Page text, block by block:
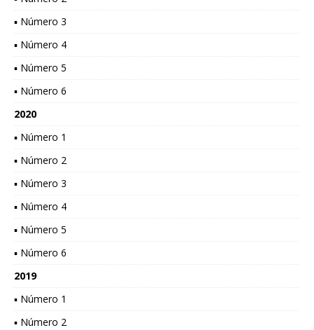
▪ Número 3
▪ Número 4
▪ Número 5
▪ Número 6
2020
▪ Número 1
▪ Número 2
▪ Número 3
▪ Número 4
▪ Número 5
▪ Número 6
2019
▪ Número 1
▪ Número 2